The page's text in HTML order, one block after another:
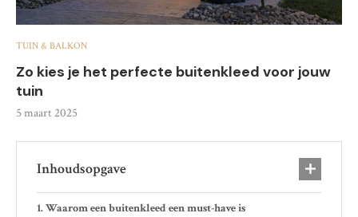
TUIN & BALKON
Zo kies je het perfecte buitenkleed voor jouw
tuin
5 maart 2025
Inhoudsopgave
Waarom een buitenkleed een must-have is